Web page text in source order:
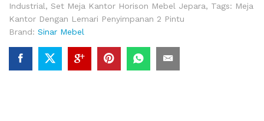
Industrial, Set Meja Kantor Horison Mebel Jepara, Tags: Meja
Kantor Dengan Lemari Penyimpanan 2 Pintu
Brand: Sinar Mebel